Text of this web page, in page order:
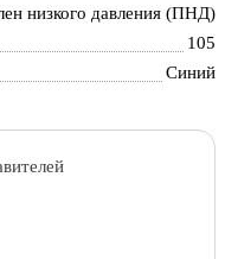
низкого давления (ПНД)
105
Синий